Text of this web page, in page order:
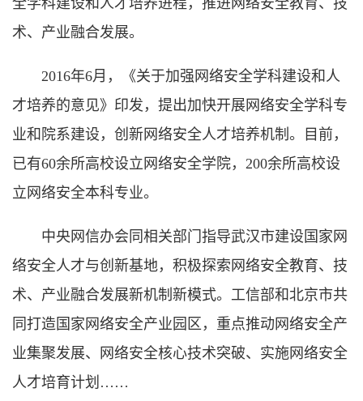
全学科建设和人才培养进程，推进网络安全教育、技
术、产业融合发展。
2016年6月，《关于加强网络安全学科建设和人
才培养的意见》印发，提出加快开展网络安全学科专
业和院系建设，创新网络安全人才培养机制。目前，
已有60余所高校设立网络安全学院，200余所高校设
立网络安全本科专业。
中央网信办会同相关部门指导武汉市建设国家网
络安全人才与创新基地，积极探索网络安全教育、技
术、产业融合发展新机制新模式。工信部和北京市共
同打造国家网络安全产业园区，重点推动网络安全产
业集聚发展、网络安全核心技术突破、实施网络安全
人才培育计划……